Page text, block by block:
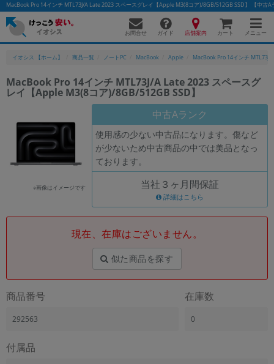
MacBook Pro 14インチ MTL73J/A Late 2023 スペースグレイ【Apple M3(8コア)/8GB/512GB SSD】 【中古
お問合せ ガイド 店舗案内 カート メニュー
イオシス 【ホーム】 商品一覧 ノートPC MacBook Apple MacBook Pro 14インチ MTL73J/
MacBook Pro 14インチ MTL73J/A Late 2023 スペースグ
レイ【Apple M3(8コア)/8GB/512GB SSD】
※画像はイメージです
中古Aランク
使用感の少ない中古品になります。傷など
が少ないため中古商品の中では美品となっ
ております。
当社３ヶ月間保証
詳細はこちら
現在、在庫はございません。
似た商品を探す
商品番号
292563
在庫数
0
付属品